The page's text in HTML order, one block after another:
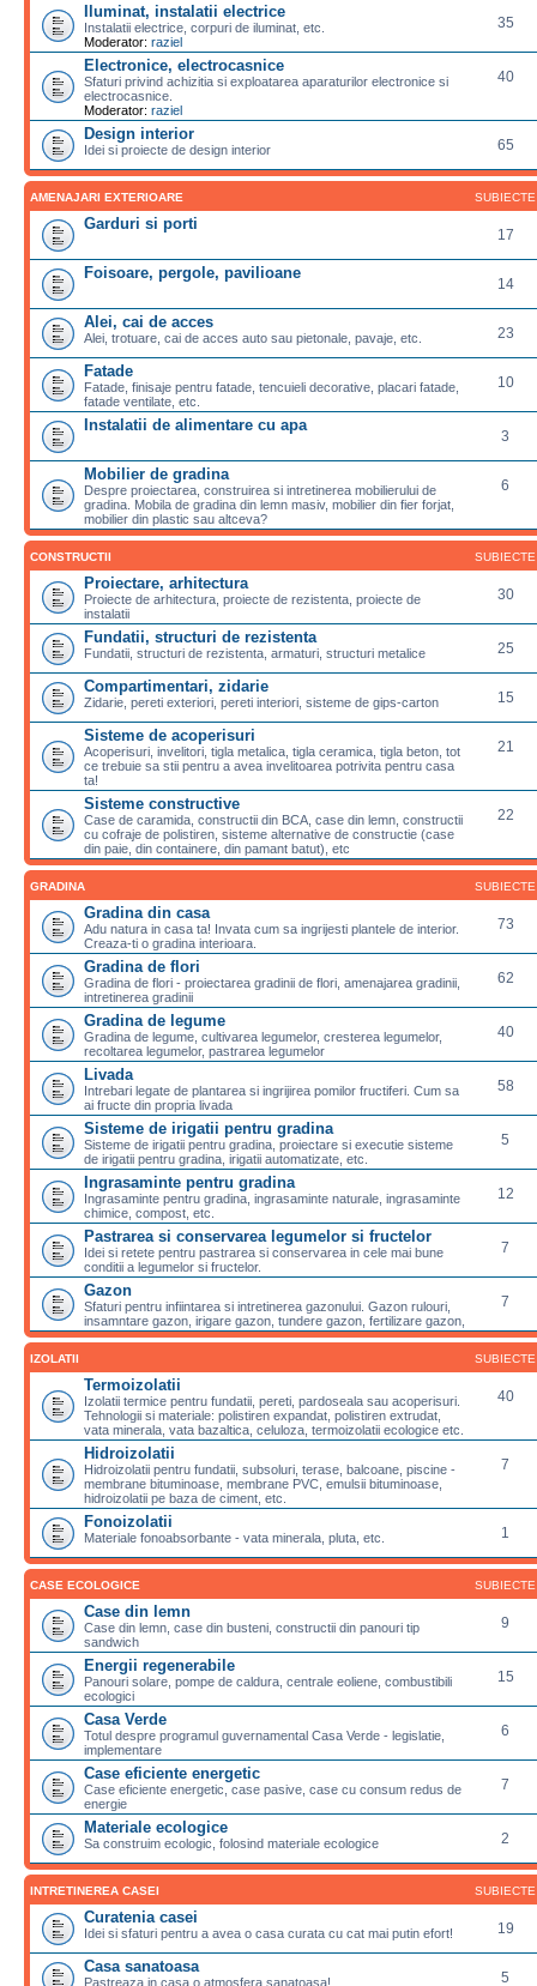
Iluminat, instalatii electrice
Instalatii electrice, corpuri de iluminat, etc.
Moderator: raziel
35
Electronice, electrocasnice
Sfaturi privind achizitia si exploatarea aparaturilor electronice si
electrocasnice.
Moderator: raziel
40
Design interior
Idei si proiecte de design interior 65
AMENAJARI EXTERIOARE SUBIECTE
Garduri si porti
17
Foisoare, pergole, pavilioane
14
Alei, cai de acces
Alei, trotuare, cai de acces auto sau pietonale, pavaje, etc. 23
Fatade
Fatade, finisaje pentru fatade, tencuieli decorative, placari fatade,
fatade ventilate, etc.
10
Instalatii de alimentare cu apa
3
Mobilier de gradina
Despre proiectarea, construirea si intretinerea mobilierului de
gradina. Mobila de gradina din lemn masiv, mobilier din fier forjat,
mobilier din plastic sau altceva?
6
CONSTRUCTII SUBIECTE
Proiectare, arhitectura
Proiecte de arhitectura, proiecte de rezistenta, proiecte de
instalatii
30
Fundatii, structuri de rezistenta
Fundatii, structuri de rezistenta, armaturi, structuri metalice 25
Compartimentari, zidarie
Zidarie, pereti exteriori, pereti interiori, sisteme de gips-carton 15
Sisteme de acoperisuri
Acoperisuri, invelitori, tigla metalica, tigla ceramica, tigla beton, tot
ce trebuie sa stii pentru a avea invelitoarea potrivita pentru casa
ta!
21
Sisteme constructive
Case de caramida, constructii din BCA, case din lemn, constructii
cu cofraje de polistiren, sisteme alternative de constructie (case
din paie, din containere, din pamant batut), etc
22
GRADINA SUBIECTE
Gradina din casa
Adu natura in casa ta! Invata cum sa ingrijesti plantele de interior.
Creaza-ti o gradina interioara.
73
Gradina de flori
Gradina de flori - proiectarea gradinii de flori, amenajarea gradinii,
intretinerea gradinii
62
Gradina de legume
Gradina de legume, cultivarea legumelor, cresterea legumelor,
recoltarea legumelor, pastrarea legumelor
40
Livada
Intrebari legate de plantarea si ingrijirea pomilor fructiferi. Cum sa
ai fructe din propria livada
58
Sisteme de irigatii pentru gradina
Sisteme de irigatii pentru gradina, proiectare si executie sisteme
de irigatii pentru gradina, irigatii automatizate, etc.
5
Ingrasaminte pentru gradina
Ingrasaminte pentru gradina, ingrasaminte naturale, ingrasaminte
chimice, compost, etc.
12
Pastrarea si conservarea legumelor si fructelor
Idei si retete pentru pastrarea si conservarea in cele mai bune
conditii a legumelor si fructelor.
7
Gazon
Sfaturi pentru infiintarea si intretinerea gazonului. Gazon rulouri,
insamntare gazon, irigare gazon, tundere gazon, fertilizare gazon,
7
IZOLATII SUBIECTE
Termoizolatii
Izolatii termice pentru fundatii, pereti, pardoseala sau acoperisuri.
Tehnologii si materiale: polistiren expandat, polistiren extrudat,
vata minerala, vata bazaltica, celuloza, termoizolatii ecologice etc.
40
Hidroizolatii
Hidroizolatii pentru fundatii, subsoluri, terase, balcoane, piscine -
membrane bituminoase, membrane PVC, emulsii bituminoase,
hidroizolatii pe baza de ciment, etc.
7
Fonoizolatii
Materiale fonoabsorbante - vata minerala, pluta, etc. 1
CASE ECOLOGICE SUBIECTE
Case din lemn
Case din lemn, case din busteni, constructii din panouri tip
sandwich
9
Energii regenerabile
Panouri solare, pompe de caldura, centrale eoliene, combustibili
ecologici
15
Casa Verde
Totul despre programul guvernamental Casa Verde - legislatie,
implementare
6
Case eficiente energetic
Case eficiente energetic, case pasive, case cu consum redus de
energie
7
Materiale ecologice
Sa construim ecologic, folosind materiale ecologice 2
INTRETINEREA CASEI SUBIECTE
Curatenia casei
Idei si sfaturi pentru a avea o casa curata cu cat mai putin efort! 19
Casa sanatoasa
Pastreaza in casa o atmosfera sanatoasa! 5